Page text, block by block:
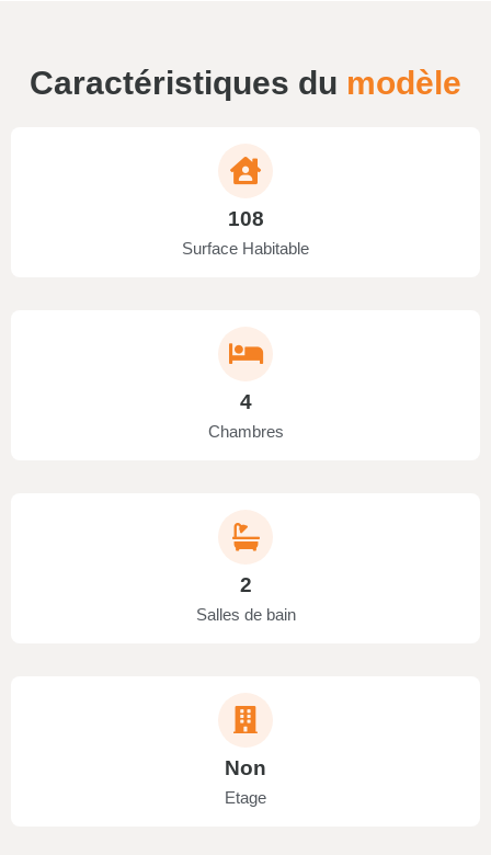
Caractéristiques du modèle
108
Surface Habitable
4
Chambres
2
Salles de bain
Non
Etage